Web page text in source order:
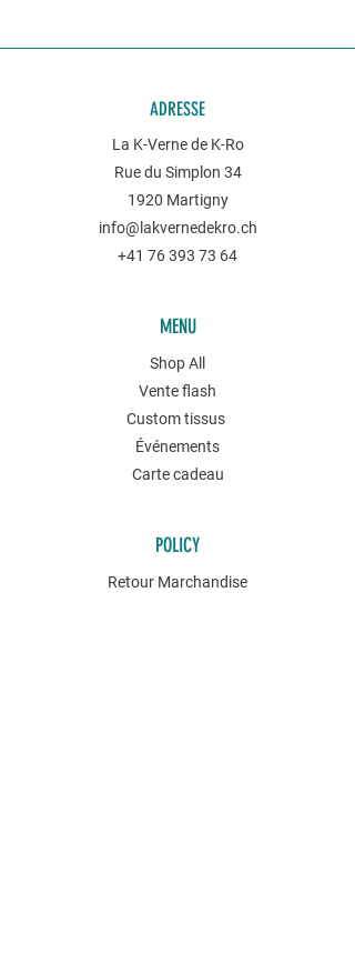
ADRESSE
La K-Verne de K-Ro
Rue du Simplon 34
1920 Martigny
info@lakvernedekro.ch
+41 76 393 73 64
MENU
Shop All
Vente flash
Custom tissus
Événements
Carte cadeau
POLICY
Retour Marchandise